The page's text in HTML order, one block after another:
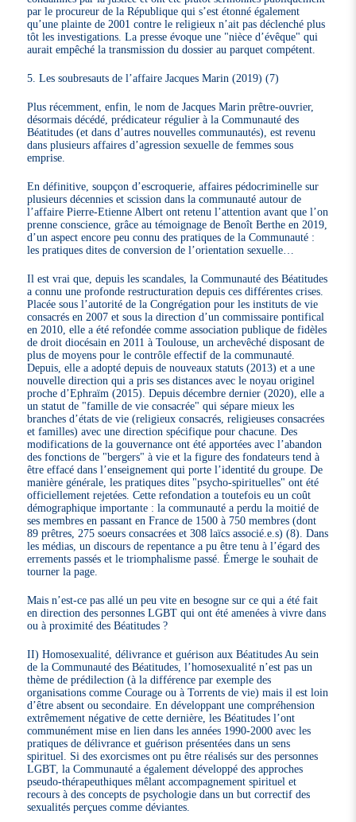
par le procureur de la République qui s’est étonné également
qu’une plainte de 2001 contre le religieux n’ait pas déclenché plus
tôt les investigations. La presse évoque une "nièce d’évêque" qui
aurait empêché la transmission du dossier au parquet compétent.
5. Les soubresauts de l’affaire Jacques Marin (2019) (7)
Plus récemment, enfin, le nom de Jacques Marin prêtre-ouvrier,
désormais décédé, prédicateur régulier à la Communauté des
Béatitudes (et dans d’autres nouvelles communautés), est revenu
dans plusieurs affaires d’agression sexuelle de femmes sous
emprise.
En définitive, soupçon d’escroquerie, affaires pédocriminelle sur
plusieurs décennies et scission dans la communauté autour de
l’affaire Pierre-Etienne Albert ont retenu l’attention avant que l’on
prenne conscience, grâce au témoignage de Benoît Berthe en 2019,
d’un aspect encore peu connu des pratiques de la Communauté :
les pratiques dites de conversion de l’orientation sexuelle…
Il est vrai que, depuis les scandales, la Communauté des Béatitudes
a connu une profonde restructuration depuis ces différentes crises.
Placée sous l’autorité de la Congrégation pour les instituts de vie
consacrés en 2007 et sous la direction d’un commissaire pontifical
en 2010, elle a été refondée comme association publique de fidèles
de droit diocésain en 2011 à Toulouse, un archevêché disposant de
plus de moyens pour le contrôle effectif de la communauté.
Depuis, elle a adopté depuis de nouveaux statuts (2013) et a une
nouvelle direction qui a pris ses distances avec le noyau originel
proche d’Ephraïm (2015). Depuis décembre dernier (2020), elle a
un statut de "famille de vie consacrée" qui sépare mieux les
branches d’états de vie (religieux consacrés, religieuses consacrées
et familles) avec une direction spécifique pour chacune. Des
modifications de la gouvernance ont été apportées avec l’abandon
des fonctions de "bergers" à vie et la figure des fondateurs tend à
être effacé dans l’enseignement qui porte l’identité du groupe. De
manière générale, les pratiques dites "psycho-spirituelles" ont été
officiellement rejetées. Cette refondation a toutefois eu un coût
démographique importante : la communauté a perdu la moitié de
ses membres en passant en France de 1500 à 750 membres (dont
89 prêtres, 275 soeurs consacrées et 308 laïcs associé.e.s) (8). Dans
les médias, un discours de repentance a pu être tenu à l’égard des
errements passés et le triomphalisme passé. Émerge le souhait de
tourner la page.
Mais n’est-ce pas allé un peu vite en besogne sur ce qui a été fait
en direction des personnes LGBT qui ont été amenées à vivre dans
ou à proximité des Béatitudes ?
II) Homosexualité, délivrance et guérison aux Béatitudes Au sein
de la Communauté des Béatitudes, l’homosexualité n’est pas un
thème de prédilection (à la différence par exemple des
organisations comme Courage ou à Torrents de vie) mais il est loin
d’être absent ou secondaire. En développant une compréhension
extrêmement négative de cette dernière, les Béatitudes l’ont
communément mise en lien dans les années 1990-2000 avec les
pratiques de délivrance et guérison présentées dans un sens
spirituel. Si des exorcismes ont pu être réalisés sur des personnes
LGBT, la Communauté a également développé des approches
pseudo-thérapeuthiques mêlant accompagnement spirituel et
recours à des concepts de psychologie dans un but correctif des
sexualités perçues comme déviantes.